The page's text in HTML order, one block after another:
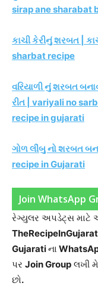
sirap ane sharabat
કાચી કેરીનું શરબત |
sharbat recipe
વરિયાળી નું શરબત
રીત | variyali no
recipe in gujarati
ગોળ લીંબુ નો શરબત
recipe in Gujarati
Join WhatsApp
રેગ્યુલર અપડેટ્સ માટે
Gujaratiના
પર Join Group લખી
છો.